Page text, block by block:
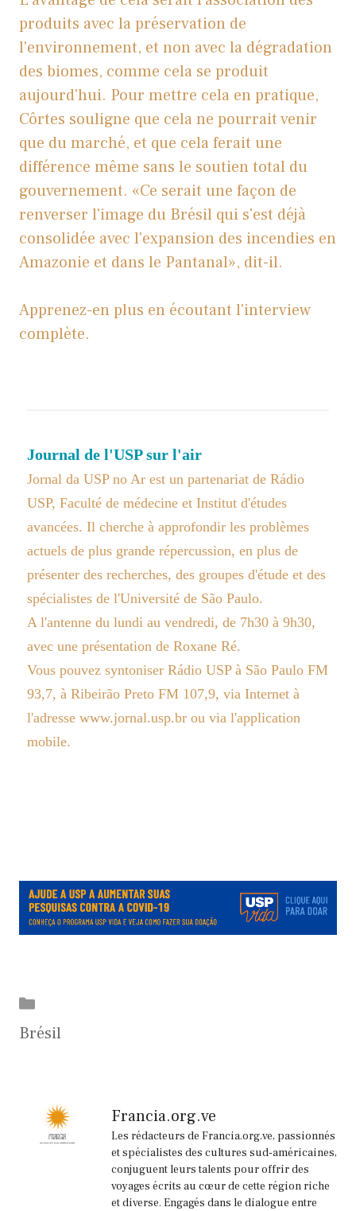
produits avec la préservation de
l'environnement, et non avec la dégradation
des biomes, comme cela se produit
aujourd'hui. Pour mettre cela en pratique,
Côrtes souligne que cela ne pourrait venir
que du marché, et que cela ferait une
différence même sans le soutien total du
gouvernement. «Ce serait une façon de
renverser l'image du Brésil qui s'est déjà
consolidée avec l'expansion des incendies en
Amazonie et dans le Pantanal», dit-il.
Apprenez-en plus en écoutant l'interview
complète.
Journal de l'USP sur l'air
Jornal da USP no Ar est un partenariat de Rádio
USP, Faculté de médecine et Institut d'études
avancées. Il cherche à approfondir les problèmes
actuels de plus grande répercussion, en plus de
présenter des recherches, des groupes d'étude et des
spécialistes de l'Université de São Paulo.
A l'antenne du lundi au vendredi, de 7h30 à 9h30,
avec une présentation de Roxane Ré.
Vous pouvez syntoniser Rádio USP à São Paulo FM
93,7, à Ribeirão Preto FM 107,9, via Internet à
l'adresse www.jornal.usp.br ou via l'application
mobile.
Brésil
Francia.org.ve
Les rédacteurs de Francia.org.ve, passionnés
et spécialistes des cultures sud-américaines,
conjuguent leurs talents pour offrir des
voyages écrits au cœur de cette région riche
et diverse. Engagés dans le dialogue entre